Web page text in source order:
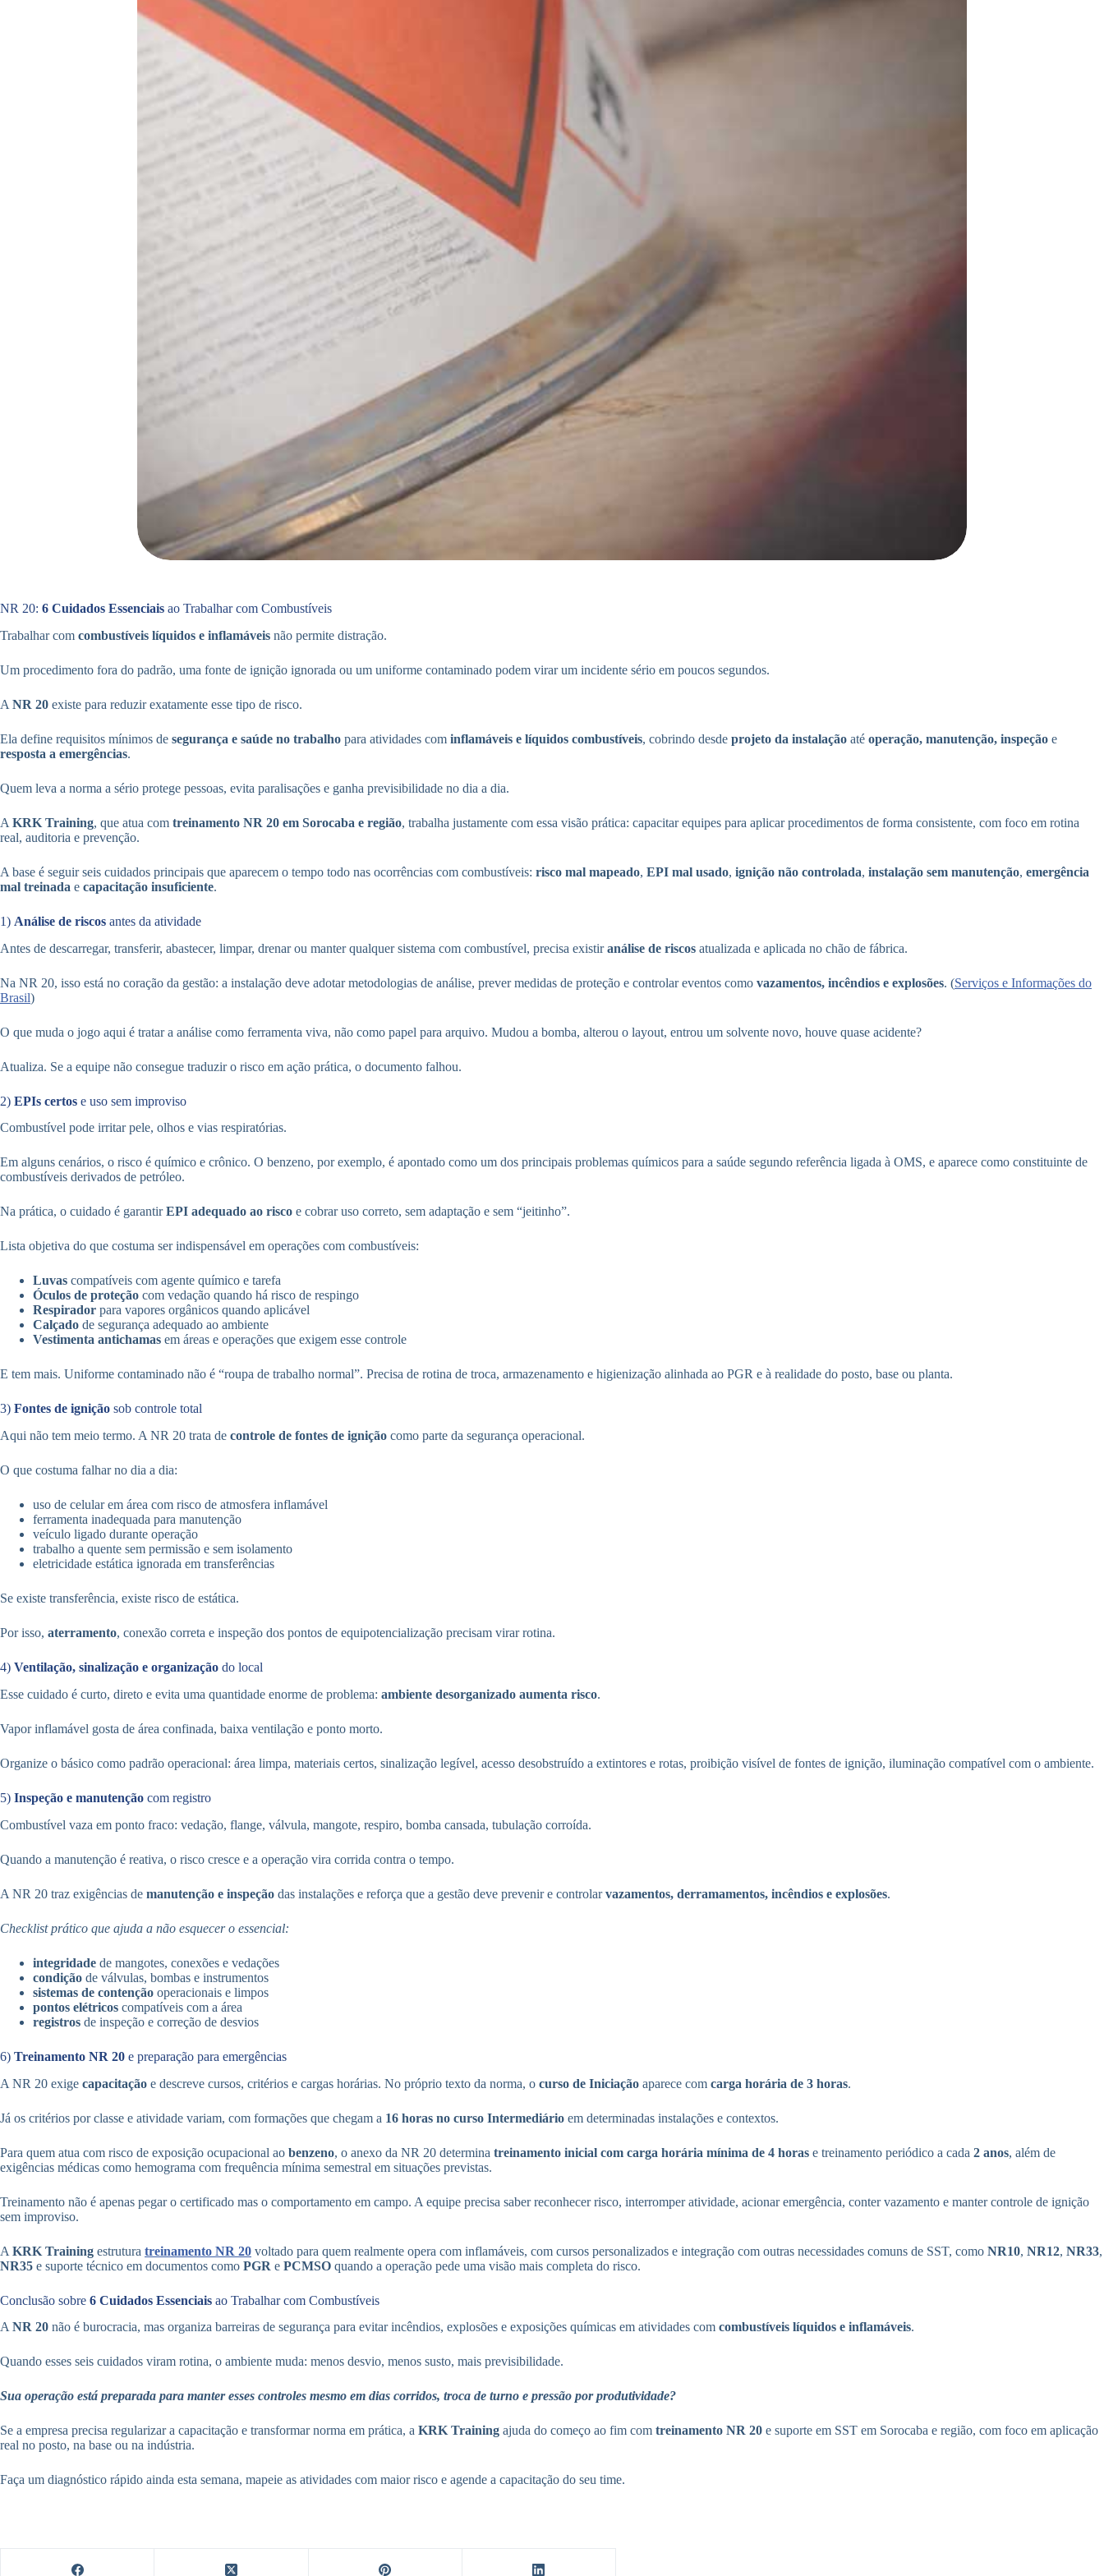
NR 20: 6 Cuidados Essenciais ao Trabalhar com Combustíveis
Trabalhar com combustíveis líquidos e inflamáveis não permite distração.
Um procedimento fora do padrão, uma fonte de ignição ignorada ou um uniforme contaminado podem virar um incidente sério em poucos segundos.
A NR 20 existe para reduzir exatamente esse tipo de risco.
Ela define requisitos mínimos de segurança e saúde no trabalho para atividades com inflamáveis e líquidos combustíveis, cobrindo desde projeto da instalação até operação, manutenção, inspeção e
resposta a emergências.
Quem leva a norma a sério protege pessoas, evita paralisações e ganha previsibilidade no dia a dia.
A KRK Training, que atua com treinamento NR 20 em Sorocaba e região, trabalha justamente com essa visão prática: capacitar equipes para aplicar procedimentos de forma consistente, com foco em rotina
real, auditoria e prevenção.
A base é seguir seis cuidados principais que aparecem o tempo todo nas ocorrências com combustíveis: risco mal mapeado, EPI mal usado, ignição não controlada, instalação sem manutenção, emergência
mal treinada e capacitação insuficiente.
1) Análise de riscos antes da atividade
Antes de descarregar, transferir, abastecer, limpar, drenar ou manter qualquer sistema com combustível, precisa existiranálise de riscos atualizada e aplicada no chão de fábrica.
Na NR 20, isso está no coração da gestão: a instalação deve adotar metodologias de análise, prever medidas de proteção e controlar eventos como vazamentos, incêndios e explosões. (Serviços e Informações do
Brasil)
O que muda o jogo aqui é tratar a análise como ferramenta viva, não como papel para arquivo. Mudou a bomba, alterou o layout, entrou um solvente novo, houve quase acidente?
Atualiza. Se a equipe não consegue traduzir o risco em ação prática, o documento falhou.
2) EPIs certos e uso sem improviso
Combustível pode irritar pele, olhos e vias respiratórias.
Em alguns cenários, o risco é químico e crônico. O benzeno, por exemplo, é apontado como um dos principais problemas químicos para a saúde segundo referência ligada à OMS, e aparece como constituinte de
combustíveis derivados de petróleo.
Na prática, o cuidado é garantirEPI adequado ao risco e cobrar uso correto, sem adaptação e sem “jeitinho”.
Lista objetiva do que costuma ser indispensável em operações com combustíveis:
Luvas compatíveis com agente químico e tarefa
Óculos de proteção com vedação quando há risco de respingo
Respirador para vapores orgânicos quando aplicável
Calçado de segurança adequado ao ambiente
Vestimenta antichamas em áreas e operações que exigem esse controle
E tem mais. Uniforme contaminado não é “roupa de trabalho normal”. Precisa de rotina de troca, armazenamento e higienização alinhada ao PGR e à realidade do posto, base ou planta.
3) Fontes de ignição sob controle total
Aqui não tem meio termo. A NR 20 trata de controle de fontes de ignição como parte da segurança operacional.
O que costuma falhar no dia a dia:
uso de celular em área com risco de atmosfera inflamável
ferramenta inadequada para manutenção
veículo ligado durante operação
trabalho a quente sem permissão e sem isolamento
eletricidade estática ignorada em transferências
Se existe transferência, existe risco de estática.
Por isso, aterramento, conexão correta e inspeção dos pontos de equipotencialização precisam virar rotina.
4) Ventilação, sinalização e organização do local
Esse cuidado é curto, direto e evita uma quantidade enorme de problema: ambiente desorganizado aumenta risco.
Vapor inflamável gosta de área confinada, baixa ventilação e ponto morto.
Organize o básico como padrão operacional: área limpa, materiais certos, sinalização legível, acesso desobstruído a extintores e rotas, proibição visível de fontes de ignição, iluminação compatível com o ambiente.
5) Inspeção e manutenção com registro
Combustível vaza em ponto fraco: vedação, flange, válvula, mangote, respiro, bomba cansada, tubulação corroída.
Quando a manutenção é reativa, o risco cresce e a operação vira corrida contra o tempo.
A NR 20 traz exigências de manutenção e inspeção das instalações e reforça que a gestão deve prevenir e controlarvazamentos, derramamentos, incêndios e explosões.
Checklist prático que ajuda a não esquecer o essencial:
integridade de mangotes, conexões e vedações
condição de válvulas, bombas e instrumentos
sistemas de contenção operacionais e limpos
pontos elétricos compatíveis com a área
registros de inspeção e correção de desvios
6) Treinamento NR 20 e preparação para emergências
A NR 20 exige capacitação e descreve cursos, critérios e cargas horárias. No próprio texto da norma, o curso de Iniciação aparece com carga horária de 3 horas.
Já os critérios por classe e atividade variam, com formações que chegam a 16 horas no curso Intermediário em determinadas instalações e contextos.
Para quem atua com risco de exposição ocupacional ao benzeno, o anexo da NR 20 determina treinamento inicial com carga horária mínima de 4 horas e treinamento periódico a cada 2 anos, além de
exigências médicas como hemograma com frequência mínima semestral em situações previstas.
Treinamento não é apenas pegar o certificado mas o comportamento em campo. A equipe precisa saber reconhecer risco, interromper atividade, acionar emergência, conter vazamento e manter controle de ignição
sem improviso.
A KRK Training estrutura treinamento NR 20 voltado para quem realmente opera com inflamáveis, com cursos personalizados e integração com outras necessidades comuns de SST, como NR10, NR12, NR33,
NR35 e suporte técnico em documentos como PGR e PCMSO quando a operação pede uma visão mais completa do risco.
Conclusão sobre 6 Cuidados Essenciais ao Trabalhar com Combustíveis
A NR 20 não é burocracia, mas organiza barreiras de segurança para evitar incêndios, explosões e exposições químicas em atividades com combustíveis líquidos e inflamáveis.
Quando esses seis cuidados viram rotina, o ambiente muda: menos desvio, menos susto, mais previsibilidade.
Sua operação está preparada para manter esses controles mesmo em dias corridos, troca de turno e pressão por produtividade?
Se a empresa precisa regularizar a capacitação e transformar norma em prática, a KRK Training ajuda do começo ao fim com treinamento NR 20 e suporte em SST em Sorocaba e região, com foco em aplicação
real no posto, na base ou na indústria.
Faça um diagnóstico rápido ainda esta semana, mapeie as atividades com maior risco e agende a capacitação do seu time.